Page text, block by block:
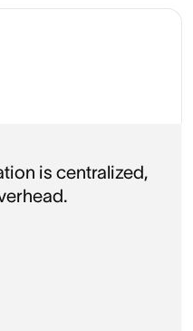
is centralized,